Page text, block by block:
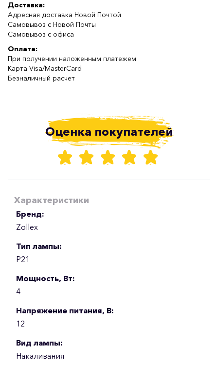
Доставка:
Адресная доставка Новой Почтой
Самовывоз с Новой Почты
Самовывоз с офиса
Оплата:
При получении наложенным платежем
Карта Visa/MasterCard
Безналичный расчет
Оценка покупателей
Характеристики
Бренд:
Zollex
Тип лампы:
P21
Мощность, Вт:
4
Напряжение питания, В:
12
Вид лампы:
Накаливания